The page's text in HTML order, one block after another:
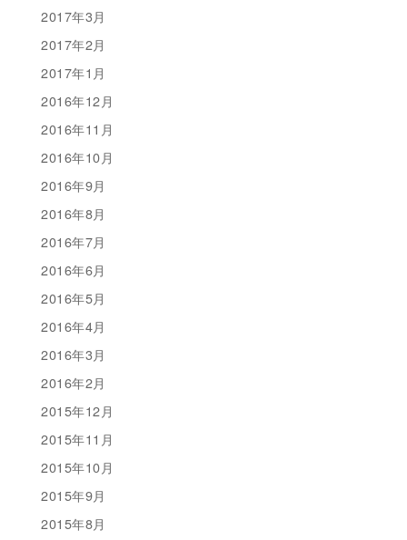
2017年3月
2017年2月
2017年1月
2016年12月
2016年11月
2016年10月
2016年9月
2016年8月
2016年7月
2016年6月
2016年5月
2016年4月
2016年3月
2016年2月
2015年12月
2015年11月
2015年10月
2015年9月
2015年8月